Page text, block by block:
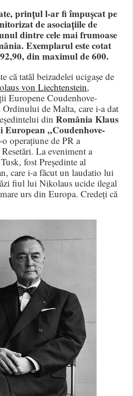
prințul l-ar fi împușcat pe
de asociațiile de
dintre cele mai frumoase
Exemplarul este cotat
din maximul de 600.
că tatăl beizadelei ucigașe de
von Liechtenstein,
Europene Coudenhove-
de Malta, care i-a dat
dinRomânia Klaus
„Coudenhove-
operațiune de PR a
La eveniment a
fost Președinte al
care i-a făcut un laudatio lui
fiul lui Nikolaus ucide ilegal
urs din Europa. Credeți că